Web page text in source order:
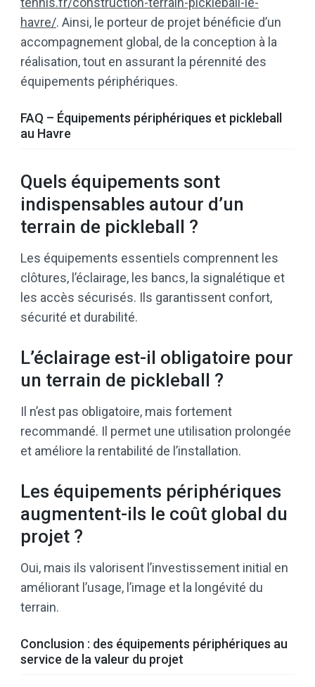
havre/. Ainsi, le porteur de projet bénéficie d’un
accompagnement global, de la conception à la
réalisation, tout en assurant la pérennité des
équipements périphériques.
FAQ – Équipements périphériques et pickleball
au Havre
Quels équipements sont
indispensables autour d’un
terrain de pickleball ?
Les équipements essentiels comprennent les
clôtures, l’éclairage, les bancs, la signalétique et
les accès sécurisés. Ils garantissent confort,
sécurité et durabilité.
L’éclairage est-il obligatoire pour
un terrain de pickleball ?
Il n’est pas obligatoire, mais fortement
recommandé. Il permet une utilisation prolongée
et améliore la rentabilité de l’installation.
Les équipements périphériques
augmentent-ils le coût global du
projet ?
Oui, mais ils valorisent l’investissement initial en
améliorant l’usage, l’image et la longévité du
terrain.
Conclusion : des équipements périphériques au
service de la valeur du projet